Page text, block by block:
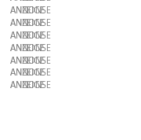
ANZEIGE
ANZEIGE
ANZEIGE
ANZEIGE
ANZEIGE
ANZEIGE
ANZEIGE